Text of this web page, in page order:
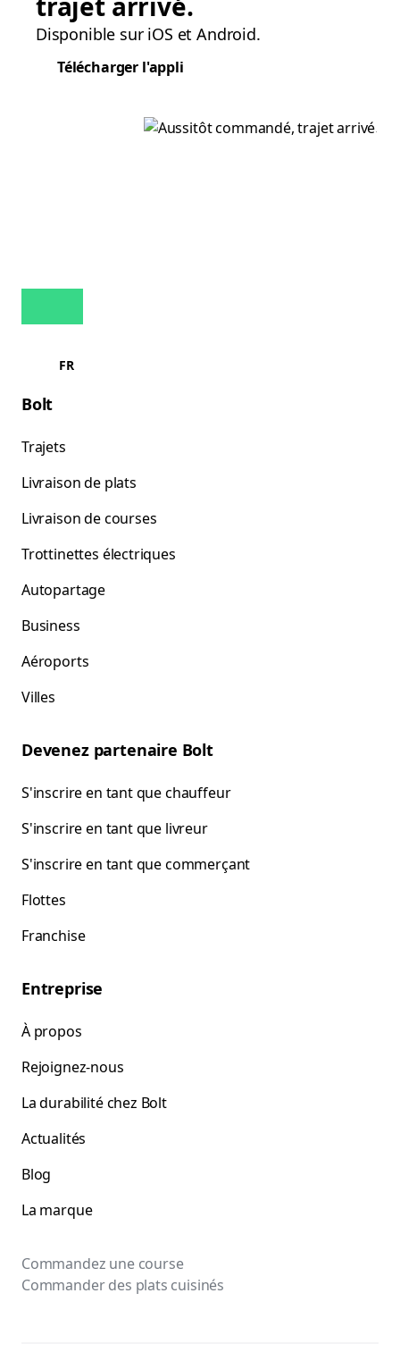
Disponible sur iOS et Android.
Télécharger l'appli
FR
Bolt
Trajets
Livraison de plats
Livraison de courses
Trottinettes électriques
Autopartage
Business
Aéroports
Villes
Devenez partenaire Bolt
S'inscrire en tant que chauffeur
S'inscrire en tant que livreur
S'inscrire en tant que commerçant
Flottes
Franchise
Entreprise
À propos
Rejoignez-nous
La durabilité chez Bolt
Actualités
Blog
La marque
Commandez une course
Commander des plats cuisinés